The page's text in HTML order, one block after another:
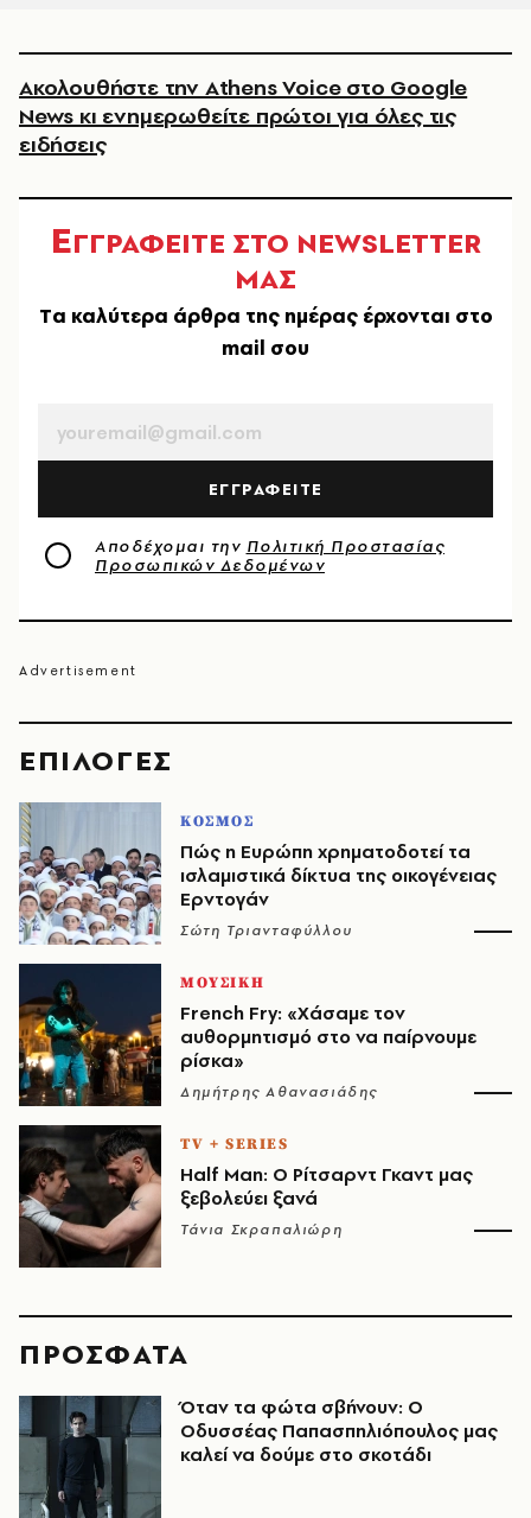
EΠΙΛΟΓΈΣ
ΚΟΣΜΟΣ
Πώς η Ευρώπη χρηματοδοτεί τα
ισλαμιστικά δίκτυα της οικογένειας
Ερντογάν
Σώτη Τριανταφύλλου
ΜΟΥΣΙΚΗ
French Fry: «Χάσαμε τον
αυθορμητισμό στο να παίρνουμε
ρίσκα»
Δημήτρης Αθανασιάδης
TV + SERIES
Half Man: Ο Ρίτσαρντ Γκαντ μας
ξεβολεύει ξανά
Τάνια Σκραπαλιώρη
Ακολουθήστε την Athens Voice στο Google
News κι ενημερωθείτε πρώτοι για όλες τις
ειδήσεις
ΕΓΓΡΑΦΕΙΤΕ ΣΤΟ NEWSLETTER
ΜΑΣ
Tα καλύτερα άρθρα της ημέρας έρχονται στο
mail σου
ΕΓΓΡΑΦΕΙΤΕ
Αποδέχομαι την Πολιτική Προστασίας
Προσωπικών Δεδομένων
ΠΡΟΣΦΑΤΑ
Όταν τα φώτα σβήνουν: Ο
Οδυσσέας Παπασπηλιόπουλος μας
καλεί να δούμε στο σκοτάδι